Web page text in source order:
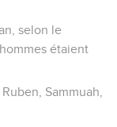
selon le
étaient
Sammuah,